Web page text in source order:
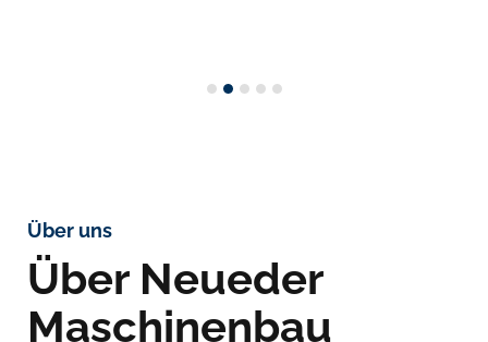
Über uns
Über Neueder
Maschinenbau